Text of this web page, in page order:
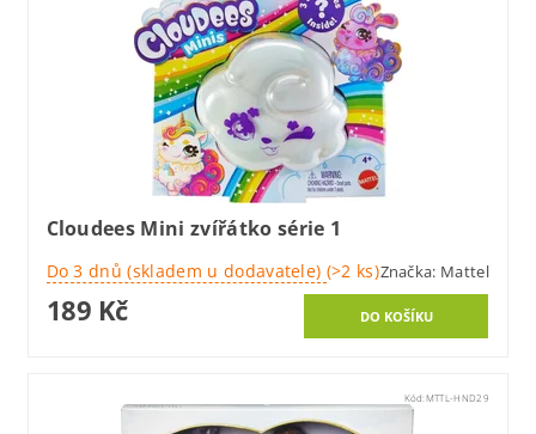
Cloudees Mini zvířátko série 1
Do 3 dnů (skladem u dodavatele) (>2 ks)Značka: Mattel
189 Kč
Kód: MTTL-HND29